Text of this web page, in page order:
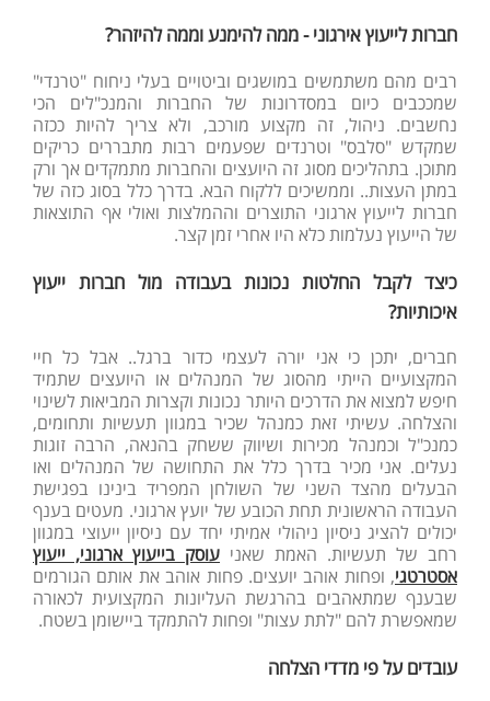
חברות לייעוץ אירגוני - ממה להימנע וממה להיזהר?
רבים מהם משתמשים במושגים וביטויים בעלי ניחוח "טרנדי"
שמככבים כיום במסדרונות של החברות והמנכ"לים הכי
נחשבים. ניהול, זה מקצוע מורכב, ולא צריך להיות ככזה
שמקדש "סלבס" וטרנדים שפעמים רבות מתבררים כריקים
מתוכן. בתהליכים מסוג זה היועצים והחברות מתמקדים אך ורק
במתן העצות.. וממשיכים ללקוח הבא. בדרך כלל בסוג כזה של
חברות לייעוץ ארגוני התוצרים וההמלצות ואולי אף התוצאות
של הייעוץ נעלמות כלא היו אחרי זמן קצר.
כיצד לקבל החלטות נכונות בעבודה מול חברות ייעוץ
איכותיות?
חברים, יתכן כי אני יורה לעצמי כדור ברגל.. אבל כל חיי
המקצועיים הייתי מהסוג של המנהלים או היועצים שתמיד
חיפש למצוא את הדרכים היותר נכונות וקצרות המביאות לשינוי
והצלחה. עשיתי זאת כמנהל שכיר במגוון תעשיות ותחומים,
כמנכ"ל וכמנהל מכירות ושיווק ששחק בהנאה, הרבה זוגות
נעלים. אני מכיר בדרך כלל את התחושה של המנהלים ואו
הבעלים מהצד השני של השולחן המפריד בינינו בפגישת
העבודה הראשונית תחת הכובע של יועץ ארגוני. מעטים בענף
יכולים להציג ניסיון ניהולי אמיתי יחד עם ניסיון ייעוצי במגוון
רחב של תעשיות. האמת שאני עוסק בייעוץ ארגוני, ייעוץ
אסטרטגי, ופחות אוהב יועצים. פחות אוהב את אותם הגורמים
שבענף שמתאהבים בהרגשת העליונות המקצועית לכאורה
שמאפשרת להם "לתת עצות" ופחות להתמקד ביישומן בשטח.
עובדים על פי מדדי הצלחה